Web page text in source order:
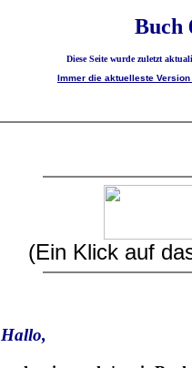
Buch
Diese Seite wurde zuletzt
Immer die aktuelleste
(Ein Klick auf
Hallo,